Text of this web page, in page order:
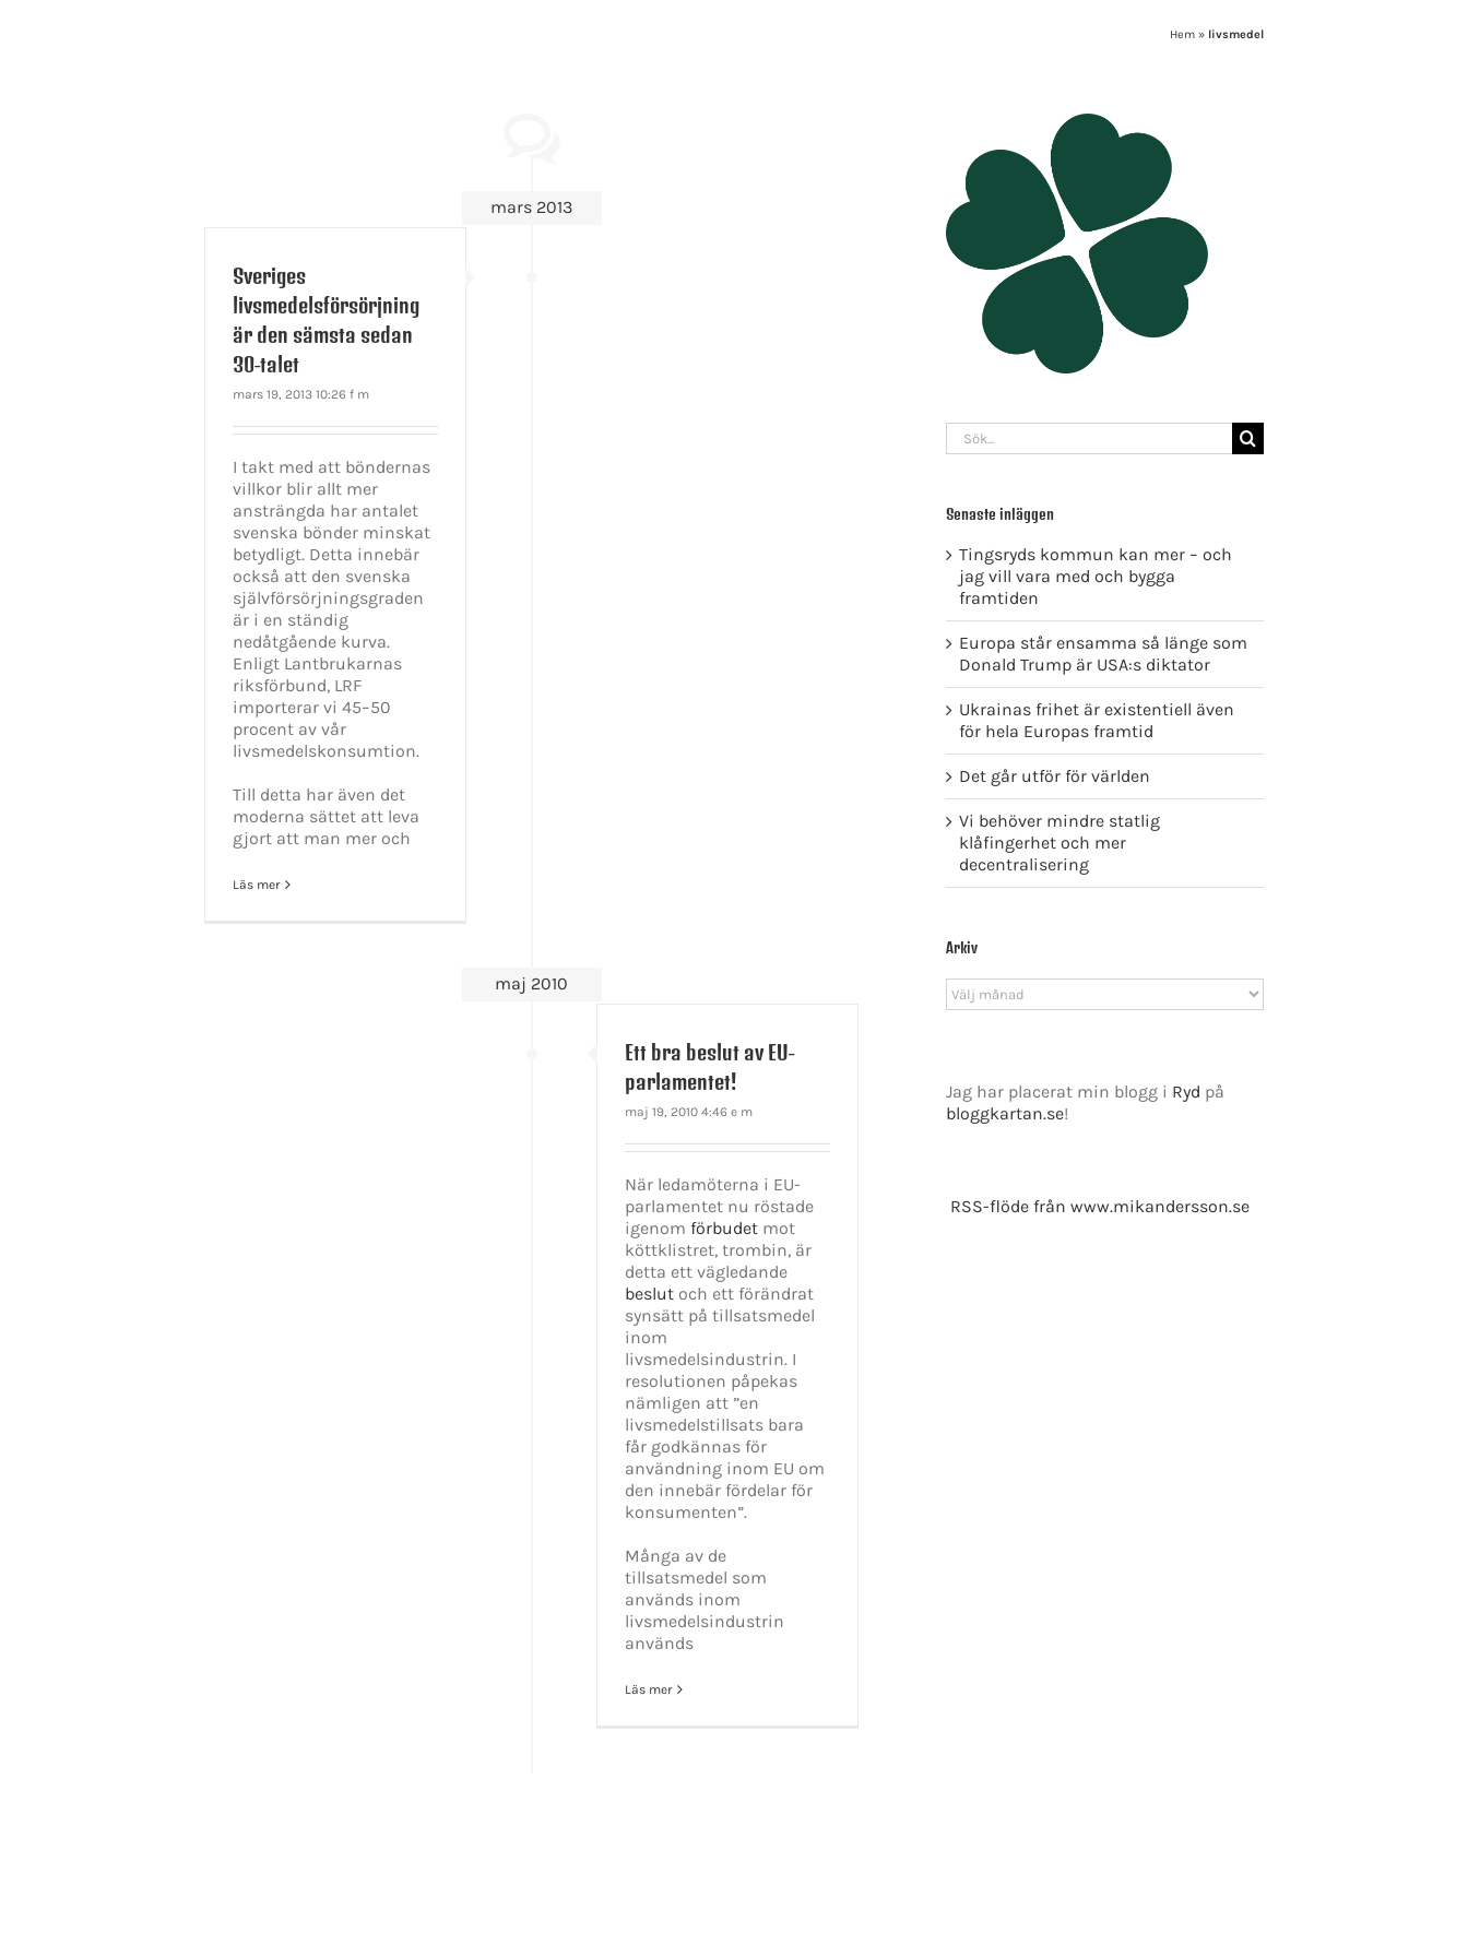
Hem » livsmedel
mars 2013
Sveriges
livsmedelsförsörjning
är den sämsta sedan
30-talet
mars 19, 2013 10:26 f m
I takt med att böndernas
villkor blir allt mer
ansträngda har antalet
svenska bönder minskat
betydligt. Detta innebär
också att den svenska
självförsörjningsgraden
är i en ständig
nedåtgående kurva.
Enligt Lantbrukarnas
riksförbund, LRF
importerar vi 45–50
procent av vår
livsmedelskonsumtion.
Till detta har även det
moderna sättet att leva
gjort att man mer och
Läs mer
maj 2010
Ett bra beslut av EU-
parlamentet!
maj 19, 2010 4:46 e m
När ledamöterna i EU-
parlamentet nu röstade
igenomförbudet mot
köttklistret, trombin, är
detta ett vägledande
beslut och ett förändrat
synsätt på tillsatsmedel
inom
livsmedelsindustrin. I
resolutionen påpekas
nämligen att ”en
livsmedelstillsats bara
får godkännas för
användning inom EU om
den innebär fördelar för
konsumenten”.
Många av de
tillsatsmedel som
används inom
livsmedelsindustrin
används
Läs mer
Sök
efter:
Senaste inläggen
Tingsryds kommun kan mer – och
jag vill vara med och bygga
framtiden
Europa står ensamma så länge som
Donald Trump är USA:s diktator
Ukrainas frihet är existentiell även
för hela Europas framtid
Det går utför för världen
Vi behöver mindre statlig
klåfingerhet och mer
decentralisering
Arkiv
Arkiv
Jag har placerat min blogg i Ryd på
bloggkartan.se!
RSS-flöde från www.mikandersson.se